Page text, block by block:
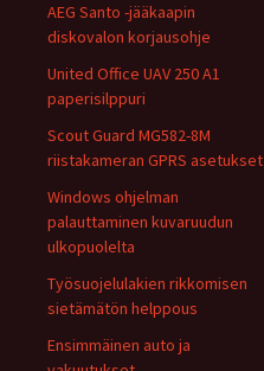
AEG Santo -jääkaapin
diskovalon korjausohje
United Office UAV 250 A1
paperisilppuri
Scout Guard MG582-8M
riistakameran GPRS asetukset
Windows ohjelman
palauttaminen kuvaruudun
ulkopuolelta
Työsuojelulakien rikkomisen
sietämätön helppous
Ensimmäinen auto ja